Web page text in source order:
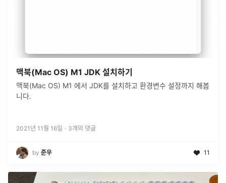
맥북(Mac OS) M1 JDK 설치하기
맥북(Mac OS) M1 에서 JDK를 설치하고 환경변수 설정까지 해봅
니다.
2021년 11월 16일 · 3개의 댓글
by 준우 11